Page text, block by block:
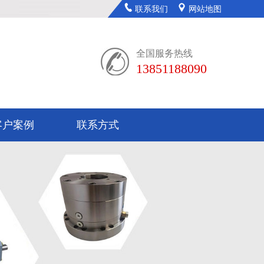
联系我们 网站地图
全国服务热线
13851188090
案例 联系方式